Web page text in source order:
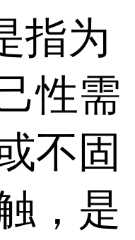
指为
性需
不固
，是